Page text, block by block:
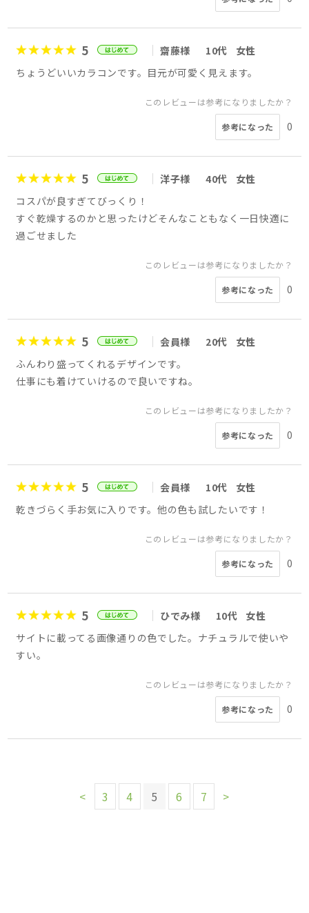
5 齋藤様 10代
女性
ちょうどいいカラコンです。目元が可愛く見えます。
このレビューは参考になりましたか？
参考になった 0
5 洋子様 40代
女性
コスパが良すぎてびっくり！
すぐ乾燥するのかと思ったけどそんなこともなく一日快適に
過ごせました
このレビューは参考になりましたか？
参考になった 0
5 会員様 20代
女性
ふんわり盛ってくれるデザインです。
仕事にも着けていけるので良いですね。
このレビューは参考になりましたか？
参考になった 0
5 会員様 10代
女性
乾きづらく手お気に入りです。他の色も試したいです！
このレビューは参考になりましたか？
参考になった 0
5 ひでみ様 10代
女性
サイトに載ってる画像通りの色でした。ナチュラルで使いや
すい。
このレビューは参考になりましたか？
参考になった 0
< 3 4 5 6 7 >